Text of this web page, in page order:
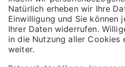
© 2026 121WATT GmbH
Über uns